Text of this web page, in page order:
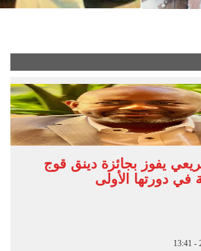
يفوز بجائزة دينق قوج
في دورتها الأولى